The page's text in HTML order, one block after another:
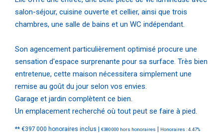
salon-séjour, cuisine ouverte et cellier, ainsi que trois
chambres, une salle de bains et un WC indépendant.
Son agencement particulièrement optimisé procure une
sensation d'espace surprenante pour sa surface. Très bien
entretenue, cette maison nécessitera simplement une
remise au goût du jour selon vos envies.
Garage et jardin complètent ce bien.
Un emplacement recherché où tout peut se faire à pied.
** €397 000 honoraires inclus | €380 000 hors honoraires | Honoraires : 4.47%